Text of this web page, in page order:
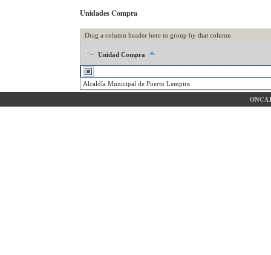
Unidades Compra
Drag a column header here to group by that column
Unidad Compra
Alcaldía Municipal de Puerto Lempira